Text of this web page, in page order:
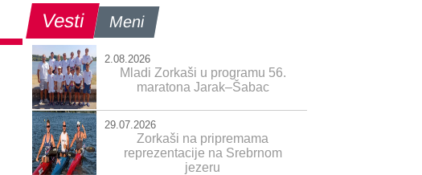
Vesti Meni
2.08.2026
Mladi Zorkaši u programu 56.
maratona Jarak–Šabac
29.07.2026
Zorkaši na pripremama
reprezentacije na Srebrnom
jezeru